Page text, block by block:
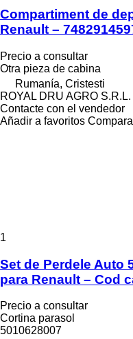
Compartiment de
Renault –
Precio a consultar
Otra pieza de cabina
Rumanía, Cristesti
ROYAL DRU AGRO S.R.L.
Contacte con el vendedor
Añadir a favoritos
1
Set de Perdele Auto
para Renault – Cod
Precio a consultar
Cortina parasol
5010628007